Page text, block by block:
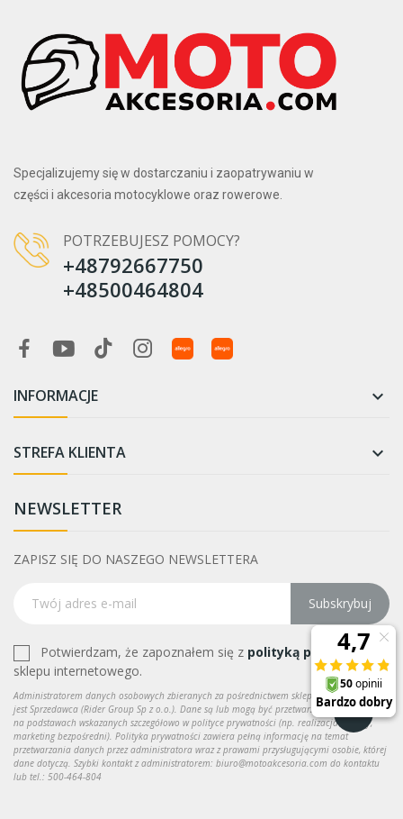
Specjalizujemy się w dostarczaniu i zaopatrywaniu w
części i akcesoria motocyklowe oraz rowerowe.
POTRZEBUJESZ POMOCY?
+48792667750
+48500464804
INFORMACJE 
STREFA KLIENTA 
NEWSLETTER
ZAPISZ SIĘ DO NASZEGO NEWSLETTERA
Subskrybuj
Potwierdzam, że zapoznałem się z polityką prywatności
sklepu internetowego.
Administratorem danych osobowych zbieranych za pośrednictwem sklepu internetowego
jest Sprzedawca (Rider Group Sp z o.o.). Dane są lub mogą być przetwarzane w celach oraz
na podstawach wskazanych szczegółowo w polityce prywatności (np. realizacja umowy,
marketing bezpośredni). Polityka prywatności zawiera pełną informację na temat
przetwarzania danych przez administratora wraz z prawami przysługującymi osobie, której
dane dotyczą. Szybki kontakt z administratorem: biuro@motoakcesoria.com do kontaktu
lub tel.: 500-464-804